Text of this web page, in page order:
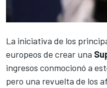
La iniciativa de los
europeos de crear una
ingresos conmocionó a
pero una revuelta de los